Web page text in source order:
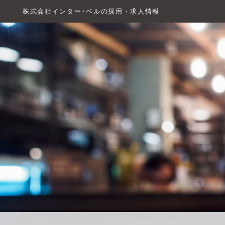
株式会社インター･ベルの採用・求人情報